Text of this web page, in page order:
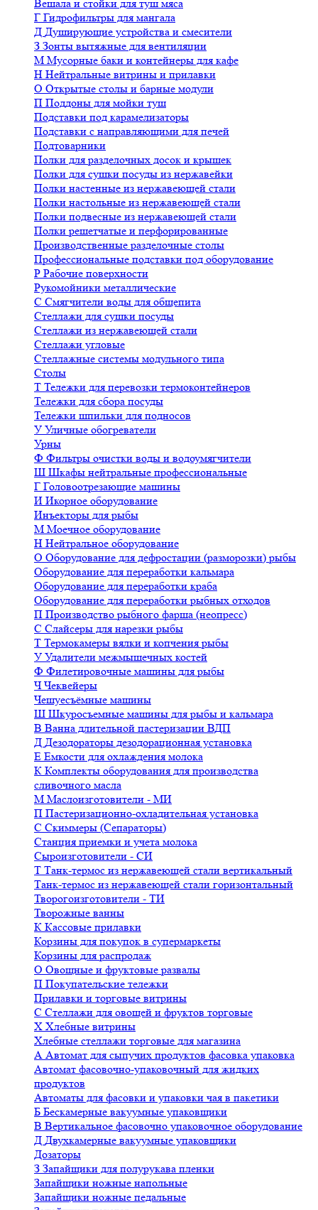
Вешала и стойки для туш мяса
Г Гидрофильтры для мангала
Д Душирующие устройства и смесители
З Зонты вытяжные для вентиляции
М Мусорные баки и контейнеры для кафе
Н Нейтральные витрины и прилавки
О Открытые столы и барные модули
П Поддоны для мойки туш
Подставки под карамелизаторы
Подставки с направляющими для печей
Подтоварники
Полки для разделочных досок и крышек
Полки для сушки посуды из нержавейки
Полки настенные из нержавеющей стали
Полки настольные из нержавеющей стали
Полки подвесные из нержавеющей стали
Полки решетчатые и перфорированные
Производственные разделочные столы
Профессиональные подставки под оборудование
Р Рабочие поверхности
Рукомойники металлические
С Смягчители воды для общепита
Стеллажи для сушки посуды
Стеллажи из нержавеющей стали
Стеллажи угловые
Стеллажные системы модульного типа
Столы
Т Тележки для перевозки термоконтейнеров
Тележки для сбора посуды
Тележки шпильки для подносов
У Уличные обогреватели
Урны
Ф Фильтры очистки воды и водоумягчители
Ш Шкафы нейтральные профессиональные
Г Головоотрезающие машины
И Икорное оборудование
Инъекторы для рыбы
М Моечное оборудование
Н Нейтральное оборудование
О Оборудование для дефростации (разморозки) рыбы
Оборудование для переработки кальмара
Оборудование для переработки краба
Оборудование для переработки рыбных отходов
П Производство рыбного фарша (неопресс)
С Слайсеры для нарезки рыбы
Т Термокамеры вялки и копчения рыбы
У Удалители межмышечных костей
Ф Филетировочные машины для рыбы
ЧЧеквейеры
Чешуесъёмные машины
Ш Шкуросъемные машины для рыбы и кальмара
В Ванна длительной пастеризации ВДП
Д Дезодораторы дезодорационная установка
Е Емкости для охлаждения молока
К Комплекты оборудования для производства
сливочного масла
М Маслоизготовители - МИ
П Пастеризационно-охладительная установка
С Скиммеры (Сепараторы)
Станция приемки и учета молока
Сыроизготовители - СИ
Т Танк-термос из нержавеющей стали вертикальный
Танк-термос из нержавеющей стали горизонтальный
Творогоизготовители - ТИ
Творожные ванны
К Кассовые прилавки
Корзины для покупок в супермаркеты
Корзины для распродаж
О Овощные и фруктовые развалы
П Покупательские тележки
Прилавки и торговые витрины
С Стеллажи для овощей и фруктов торговые
Х Хлебные витрины
Хлебные стеллажи торговые для магазина
А Автомат для сыпучих продуктов фасовка упаковка
Автомат фасовочно-упаковочный для жидких
продуктов
Автоматы для фасовки и упаковки чая в пакетики
Б Бескамерные вакуумные упаковщики
В Вертикальное фасовочно упаковочное оборудование
Д Двухкамерные вакуумные упаковщики
Дозаторы
З Запайщики для полурукава пленки
Запайщики ножные напольные
Запайщики ножные педальные